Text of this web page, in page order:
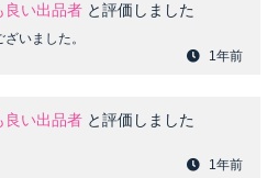
良い出品者 と評価しました
いました。
1年前
良い出品者 と評価しました
1年前